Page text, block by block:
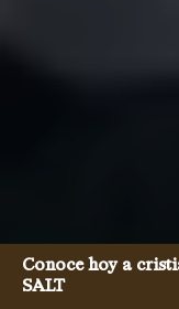
Conoce hoy a
SALT